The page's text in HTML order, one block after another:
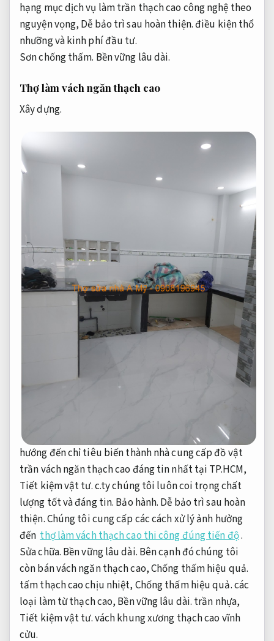
hạng mục dịch vụ làm trần thạch cao công nghệ theo
nguyện vọng, Dễ bảo trì sau hoàn thiện.điều kiện thổ
nhưỡng và kinh phí đầu tư.
Sơn chống thấm. Bền vững lâu dài.
Thợ làm vách ngăn thạch cao
Xây dựng.
hướng đến chỉ tiêu biến thành nhà cung cấp đồ vật
trần vách ngăn thạch cao đáng tin nhất tại TP.HCM,
Tiết kiệm vật tư.c.ty chúng tôi luôn coi trọng chất
lượng tốt và đáng tin. Bảo hành. Dễ bảo trì sau hoàn
thiện.Chúng tôi cung cấp các cách xử lý ảnh hưởng
đến thợ làm vách thạch cao thi công đúng tiến độ.
Sửa chữa. Bền vững lâu dài. Bên cạnh đó chúng tôi
còn bán vách ngăn thạch cao,Chống thấm hiệu quả.
tấm thạch cao chịu nhiệt, Chống thấm hiệu quả.các
loại làm từ thạch cao, Bền vững lâu dài. trần nhựa,
Tiết kiệm vật tư.vách khung xương thạch cao vĩnh
cửu.